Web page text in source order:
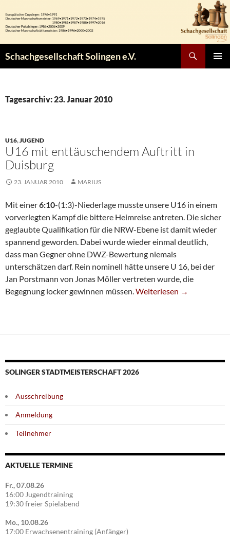
Inhalt
springen
Schachgesellschaft Solingen e.V.
Tagesarchiv: 23. Januar 2010
U16,JUGEND
U16 mit enttäuschendem Auftritt in
Duisburg
23. JANUAR 2010 MARIUS
Mit einer6:10-(1:3)-Niederlage musste unsere U16 in einem
vorverlegten Kampf die bittere Heimreise antreten. Die sicher
geglaubte Qualifikation für die NRW-Ebene ist damit wieder
spannend geworden. Dabei wurde wieder einmal deutlich,
dass man Gegner ohne DWZ-Bewertung niemals
unterschätzen darf. Rein nominell hätte unsere U 16, bei der
Jan Porstmann von Jonas Möller vertreten wurde, die
Begegnung locker gewinnen müssen.U16 Mit
Weiterlesen →
SOLINGER STADTMEISTERSCHAFT 2026
Ausschreibung
Anmeldung
Teilnehmer
AKTUELLE TERMINE
Fr., 07.08.26
16:00 Jugendtraining
19:30 freier Spielabend
Mo., 10.08.26
17:00 Erwachsenentraining (Anfänger)